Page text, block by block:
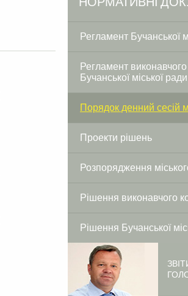
Регламент Бучанської
Регламент виконавчого
Бучанської міської ради
Порядок денний сесій
Проекти рішень
Розпорядження
Рішення виконавчого
Рішення Бучанської